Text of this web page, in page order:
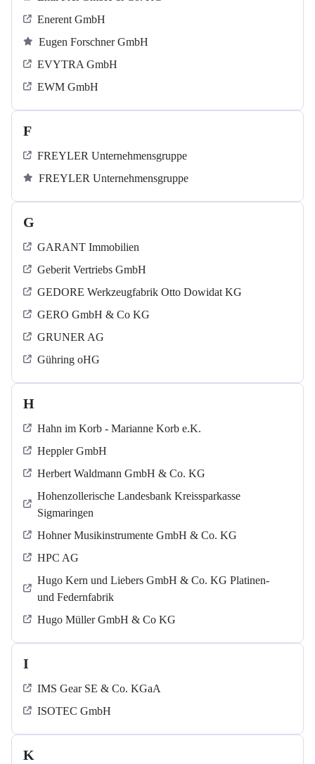
Enerent GmbH
Eugen Forschner GmbH
EVYTRA GmbH
EWM GmbH
F
FREYLER Unternehmensgruppe
FREYLER Unternehmensgruppe
G
GARANT Immobilien
Geberit Vertriebs GmbH
GEDORE Werkzeugfabrik Otto Dowidat KG
GERO GmbH & Co KG
GRUNER AG
Gühring oHG
H
Hahn im Korb - Marianne Korb e.K.
Heppler GmbH
Herbert Waldmann GmbH & Co. KG
Hohenzollerische Landesbank Kreissparkasse
Sigmaringen
Hohner Musikinstrumente GmbH & Co. KG
HPC AG
Hugo Kern und Liebers GmbH & Co. KG Platinen-
und Federnfabrik
Hugo Müller GmbH & Co KG
I
IMS Gear SE & Co. KGaA
ISOTEC GmbH
K